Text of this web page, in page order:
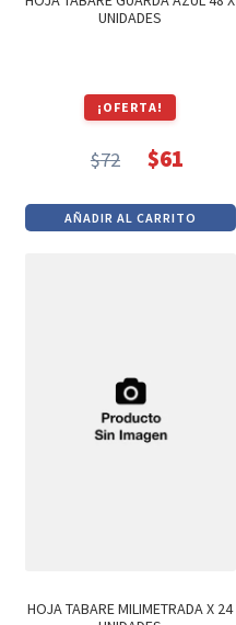
UNIDADES
¡OFERTA!
$72
precio
original
$61
precio
actual
AÑADIR AL CARRITO
HOJA TABARE MILIMETRADA X 24